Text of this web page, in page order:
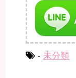
- 未分類